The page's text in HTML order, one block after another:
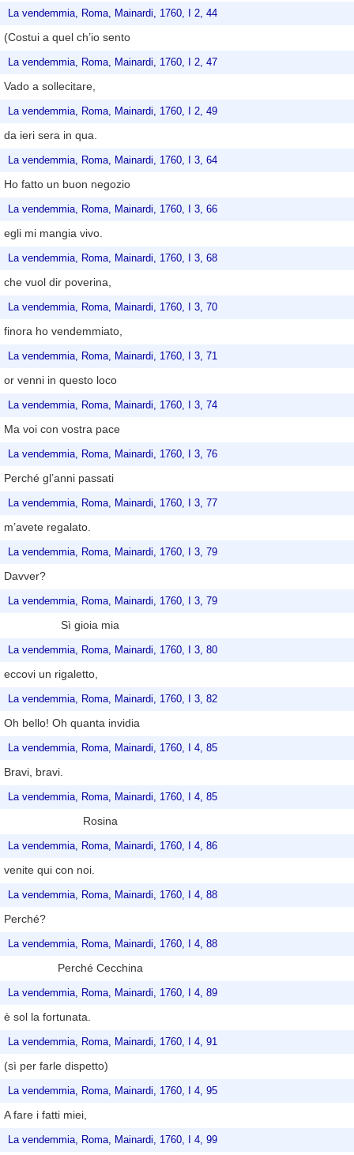
La vendemmia, Roma, Mainardi, 1760, I 2, 44
(Costui a quel ch’io sento
La vendemmia, Roma, Mainardi, 1760, I 2, 47
Vado a sollecitare,
La vendemmia, Roma, Mainardi, 1760, I 2, 49
da ieri sera in qua.
La vendemmia, Roma, Mainardi, 1760, I 3, 64
Ho fatto un buon negozio
La vendemmia, Roma, Mainardi, 1760, I 3, 66
egli mi mangia vivo.
La vendemmia, Roma, Mainardi, 1760, I 3, 68
che vuol dir poverina,
La vendemmia, Roma, Mainardi, 1760, I 3, 70
finora ho vendemmiato,
La vendemmia, Roma, Mainardi, 1760, I 3, 71
or venni in questo loco
La vendemmia, Roma, Mainardi, 1760, I 3, 74
Ma voi con vostra pace
La vendemmia, Roma, Mainardi, 1760, I 3, 76
Perché gl’anni passati
La vendemmia, Roma, Mainardi, 1760, I 3, 77
m’avete regalato.
La vendemmia, Roma, Mainardi, 1760, I 3, 79
Davver?
La vendemmia, Roma, Mainardi, 1760, I 3, 79
Sì gioia mia
La vendemmia, Roma, Mainardi, 1760, I 3, 80
eccovi un rigaletto,
La vendemmia, Roma, Mainardi, 1760, I 3, 82
Oh bello! Oh quanta invidia
La vendemmia, Roma, Mainardi, 1760, I 4, 85
Bravi, bravi.
La vendemmia, Roma, Mainardi, 1760, I 4, 85
Rosina
La vendemmia, Roma, Mainardi, 1760, I 4, 86
venite qui con noi.
La vendemmia, Roma, Mainardi, 1760, I 4, 88
Perché?
La vendemmia, Roma, Mainardi, 1760, I 4, 88
Perché Cecchina
La vendemmia, Roma, Mainardi, 1760, I 4, 89
è sol la fortunata.
La vendemmia, Roma, Mainardi, 1760, I 4, 91
(sì per farle dispetto)
La vendemmia, Roma, Mainardi, 1760, I 4, 95
A fare i fatti miei,
La vendemmia, Roma, Mainardi, 1760, I 4, 99